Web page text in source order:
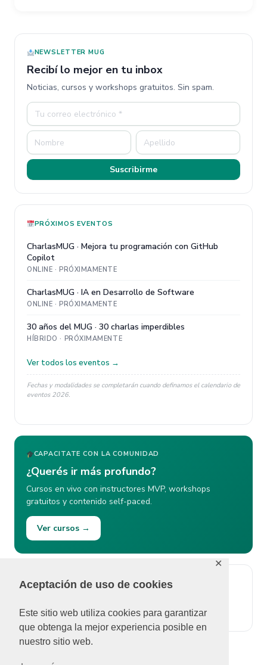
Aceptación de uso de cookies
Este sitio web utiliza cookies para garantizar
que obtenga la mejor experiencia posible en
nuestro sitio web.
✕
NEWSLETTER MUG
Recibí lo mejor en tu inbox
Noticias, cursos y workshops gratuitos. Sin spam.
Suscribirme
PRÓXIMOS EVENTOS
CharlasMUG · Mejora tu programación con GitHub
Copilot
ONLINE · PRÓXIMAMENTE
CharlasMUG · IA en Desarrollo de Software
ONLINE · PRÓXIMAMENTE
30 años del MUG · 30 charlas imperdibles
HÍBRIDO · PRÓXIMAMENTE
Ver todos los eventos →
Fechas y modalidades se completarán cuando definamos el calendario de
eventos 2026.
CAPACITATE CON LA COMUNIDAD
¿Querés ir más profundo?
Cursos en vivo con instructores MVP, workshops
gratuitos y contenido self-paced.
Ver cursos →
ÚLTIMOS COMENTARIOS